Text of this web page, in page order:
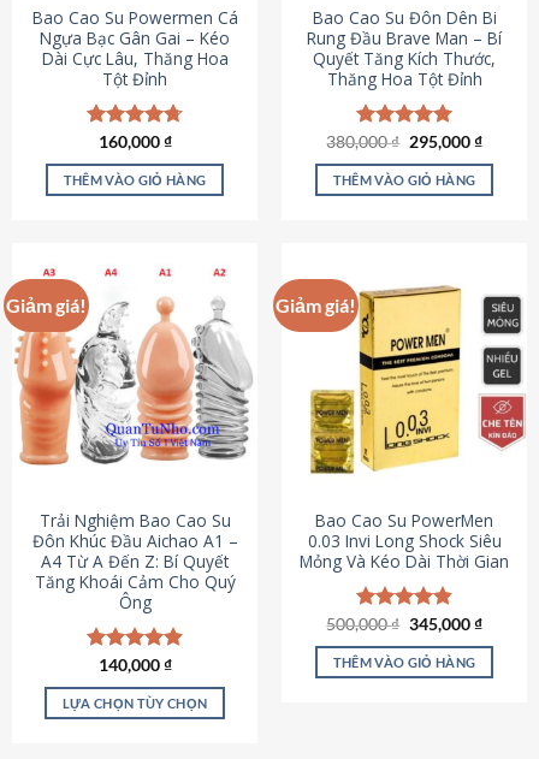
chọn
trên
trang
sản
phẩm
Bao Cao Su Powermen Cá
Ngựa Bạc Gân Gai – Kéo
Dài Cực Lâu, Thăng Hoa
Tột Đỉnh
Được xếp
hạng4.73
5 sao
160,000₫
THÊM VÀO GIỎ HÀNG
Bao Cao Su Đôn Dên Bi
Rung Đầu Brave Man – Bí
Quyết Tăng Kích Thước,
Thăng Hoa Tột Đỉnh
Được xếp
hạng5.00
5 sao
380,000₫ Giá
là:
380,000 ₫.
295,000₫Giá
tại
THÊM VÀO GIỎ HÀNG
Giảm giá!
Trải Nghiệm Bao Cao Su
Đôn Khúc Đầu Aichao A1 –
A4 Từ A Đến Z: Bí Quyết
Tăng Khoái Cảm Cho Quý
Ông
Được xếp
hạng4.88
5 sao
140,000₫
LỰA CHỌN TÙY CHỌN
Giảm giá!
Bao Cao Su PowerMen
0.03 Invi Long Shock Siêu
Mỏng Và Kéo Dài Thời Gian
Được xếp
hạng4.85
5 sao
500,000₫ Giá
là:
500,000 ₫.
345,000₫Giá
tại
THÊM VÀO GIỎ HÀNG